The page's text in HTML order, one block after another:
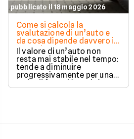
pubblicato il 18 maggio 2026
Come si calcola la
svalutazione di un’auto e
da cosa dipende davvero il
suo valore
Il valore di un’auto non
resta mai stabile nel tempo:
tende a diminuire
progressivamente per una
all’utilizzo quotidiano sia